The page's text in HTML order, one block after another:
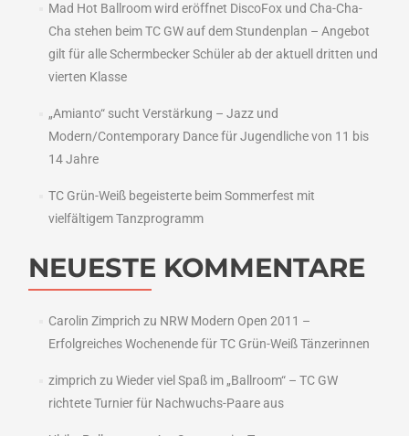
Mad Hot Ballroom wird eröffnet DiscoFox und Cha-Cha-
Cha stehen beim TC GW auf dem Stundenplan – Angebot
gilt für alle Schermbecker Schüler ab der aktuell dritten und
vierten Klasse
„Amianto“ sucht Verstärkung – Jazz und
Modern/Contemporary Dance für Jugendliche von 11 bis
14 Jahre
TC Grün-Weiß begeisterte beim Sommerfest mit
vielfältigem Tanzprogramm
NEUESTE KOMMENTARE
Carolin Zimprich zu NRW Modern Open 2011 –
Erfolgreiches Wochenende für TC Grün-Weiß Tänzerinnen
zimprich zu Wieder viel Spaß im „Ballroom“ – TC GW
richtete Turnier für Nachwuchs-Paare aus